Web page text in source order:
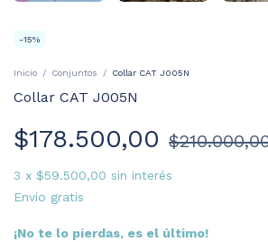
-15%
Inicio / Conjuntos / Collar CAT J005N
Collar CAT J005N
$178.500,00
3 x $59.500,00 sin interés
Envío gratis
¡No te lo pierdas, es el último!